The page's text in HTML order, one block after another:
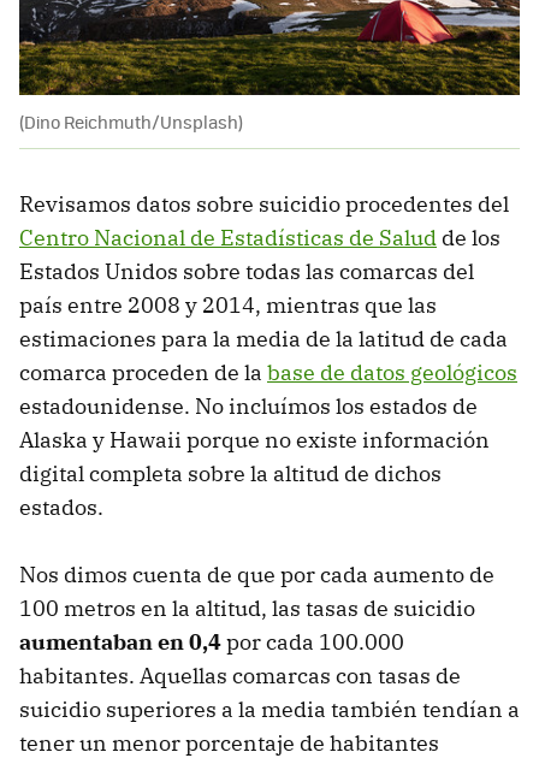
(Dino Reichmuth/Unsplash)
Revisamos datos sobre suicidio procedentes del
Centro Nacional de Estadísticas de Salud de los
Estados Unidos sobre todas las comarcas del
país entre 2008 y 2014, mientras que las
estimaciones para la media de la latitud de cada
comarca proceden de la base de datos geológicos
estadounidense. No incluímos los estados de
Alaska y Hawaii porque no existe información
digital completa sobre la altitud de dichos
estados.
Nos dimos cuenta de que por cada aumento de
100 metros en la altitud, las tasas de suicidio
aumentaban en 0,4por cada 100.000
habitantes. Aquellas comarcas con tasas de
suicidio superiores a la media también tendían a
tener un menor porcentaje de habitantes